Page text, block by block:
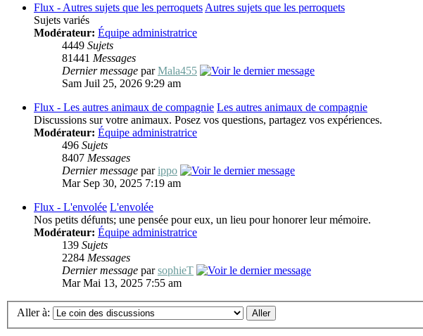
Flux - Autres sujets que les perroquets Autres sujets que les perroquets
Sujets variés
Modérateur: Équipe administratrice
4449 Sujets
81441 Messages
Dernier message parMala455
Sam Juil 25, 2026 9:29 am
Flux - Les autres animaux de compagnie Les autres animaux de compagnie
Discussions sur votre animaux. Posez vos questions, partagez vos expériences.
Modérateur: Équipe administratrice
496 Sujets
8407 Messages
Dernier message parippo
Mar Sep 30, 2025 7:19 am
Flux - L'envolée L'envolée
Nos petits défunts; une pensée pour eux, un lieu pour honorer leur mémoire.
Modérateur: Équipe administratrice
139 Sujets
2284 Messages
Dernier message parsophieT
Mar Mai 13, 2025 7:55 am
Aller à: